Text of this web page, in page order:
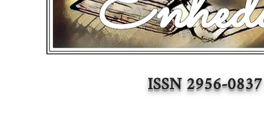
ISSN 2956-